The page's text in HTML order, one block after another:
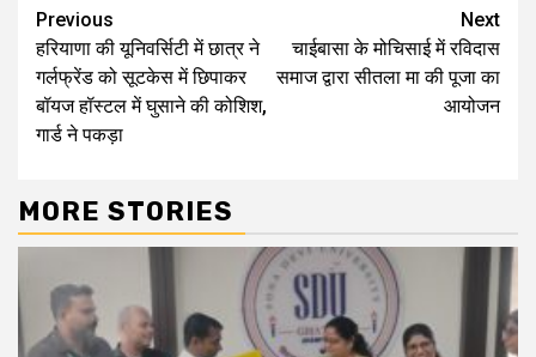
Continue
Reading
Previous
हरियाणा की यूनिवर्सिटी में छात्र ने
गर्लफ्रेंड को सूटकेस में छिपाकर
बॉयज हॉस्टल में घुसाने की कोशिश,
गार्ड ने पकड़ा
Next
चाईबासा के मोचिसाई में रविदास
समाज द्वारा सीतला मा की पूजा का
आयोजन
MORE STORIES